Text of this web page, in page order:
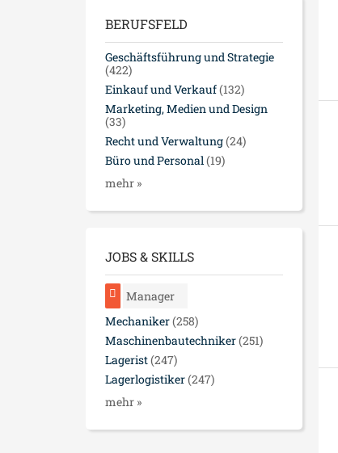
BERUFSFELD
Geschäftsführung und Strategie
(422)
Einkauf und Verkauf(132)
Marketing, Medien und Design
(33)
Recht und Verwaltung(24)
Büro und Personal(19)
mehr »
JOBS & SKILLS
Manager
Mechaniker(258)
Maschinenbautechniker(251)
Lagerist(247)
Lagerlogistiker(247)
mehr »